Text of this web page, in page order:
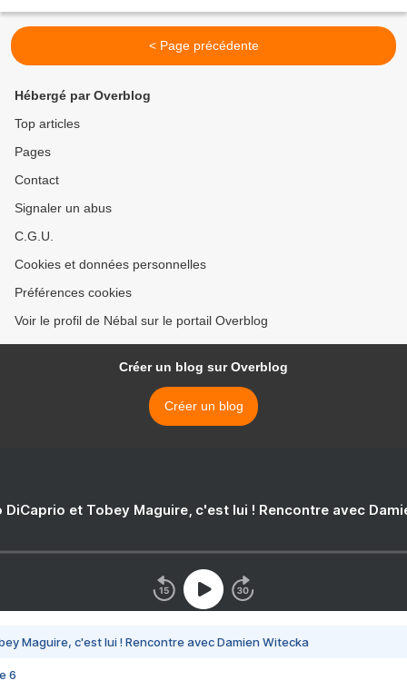
< Page précédente
Hébergé par Overblog
Top articles
Pages
Contact
Signaler un abus
C.G.U.
Cookies et données personnelles
Préférences cookies
Voir le profil de Nébal sur le portail Overblog
Créer un blog sur Overblog
Créer un blog
DiCaprio et Tobey Maguire, c'est lui ! Rencontre avec
Maguire, c'est lui ! Rencontre avec Damien Witecka
6